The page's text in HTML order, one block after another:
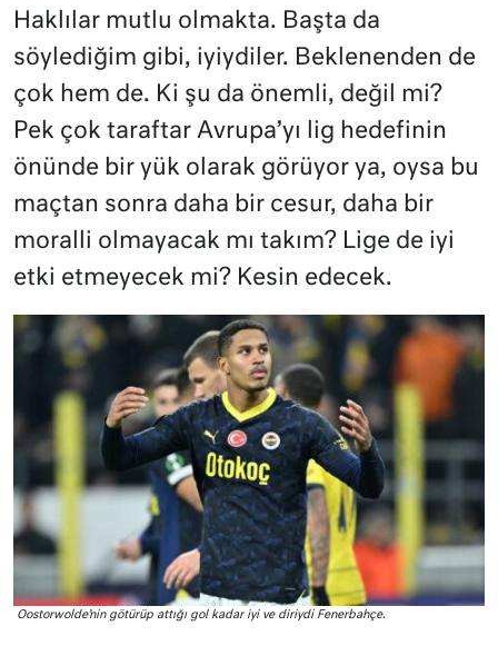
Haklılar mutlu olmakta. Başta da
söylediğim gibi, iyiydiler. Beklenenden de
çok hem de. Ki şu da önemli, değil mi?
Pek çok taraftar Avrupa’yı lig hedefinin
önünde bir yük olarak görüyor ya, oysa bu
maçtan sonra daha bir cesur, daha bir
moralli olmayacak mı takım? Lige de iyi
etki etmeyecek mi? Kesin edecek.
Oostorwolde’nin götürüp attığı gol kadar iyi ve diriydi Fenerbahçe.